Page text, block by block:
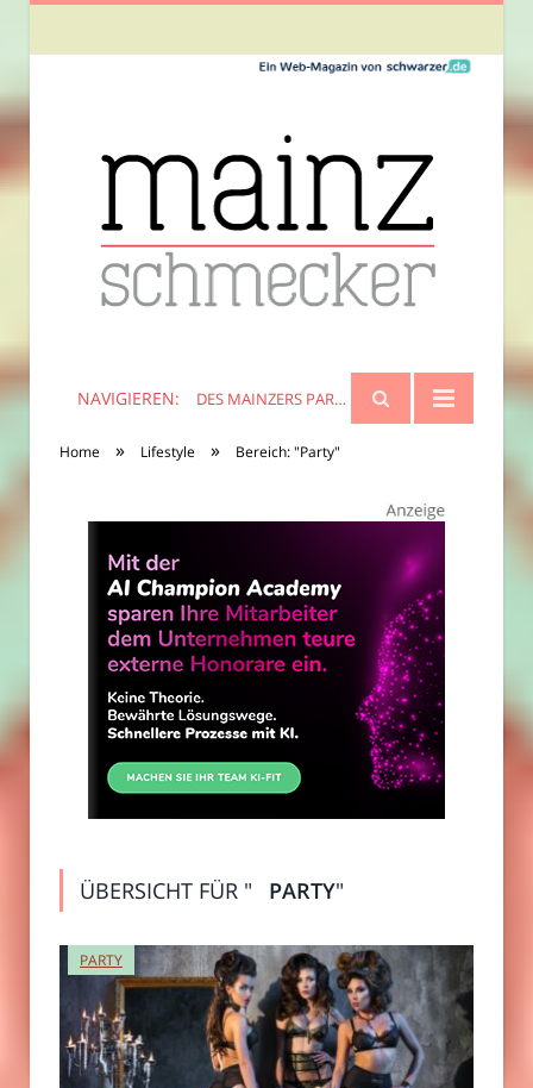
NAVIGIEREN: DES MAINZERS PARTY
Home » Lifestyle » Bereich: "Party"
ÜBERSICHT FÜR " PARTY"
PARTY